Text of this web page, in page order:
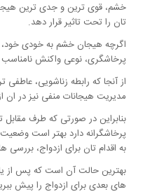
خشم، قوی ترین و جدی ترین
تان را تحت تاثیر قرار دهد.
اگرچه هیجان خشم به خودی خود،
پرخاشگری، نوعی واکنش
از آنجا که رابطه زناشویی،
مدیریت هیجانات منفی نیز در ان
بنابراین در صورتی که طرف مقابل
پرخاشگرانه دارد بهتر است
به اقدام تان برای ازدواج،
بهترین حالت آن است که پس از
های بعدی برای ازدواج را پیش